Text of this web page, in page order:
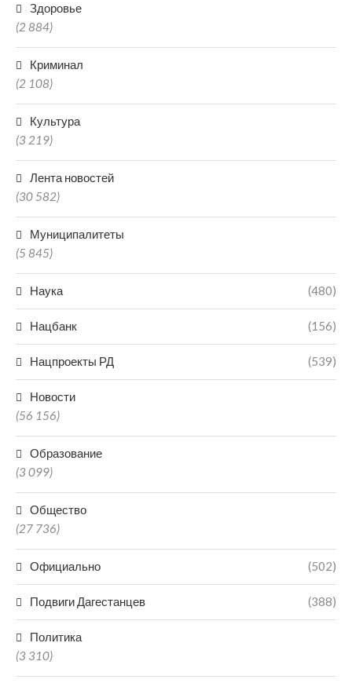
Здоровье
(2 884)
Криминал
(2 108)
Культура
(3 219)
Лента новостей
(30 582)
Муниципалитеты
(5 845)
Наука (480)
Нацбанк (156)
Нацпроекты РД (539)
Новости
(56 156)
Образование
(3 099)
Общество
(27 736)
Официально (502)
Подвиги Дагестанцев (388)
Политика
(3 310)